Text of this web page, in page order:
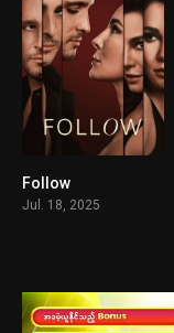
Follow
Jul. 18, 2025